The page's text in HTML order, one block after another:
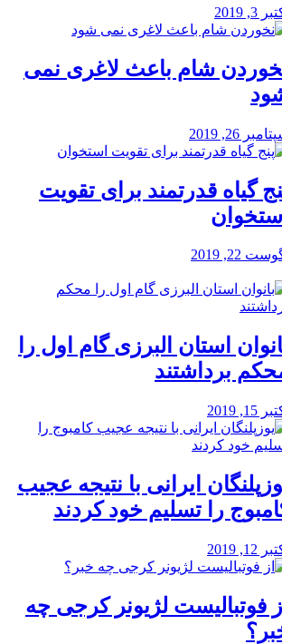
3, 2019
شام باعث لاغری نمی
26, 2019
گیاه قدرتمند برای تقویت
استخوان
22, 2019
استان البرزی گام اول را
برداشتند
15, 2019
ایرانی با نتیجه عجیب
را تسلیم خود کردند
12, 2019
از فوتبالیست لژیونر کرجی چه